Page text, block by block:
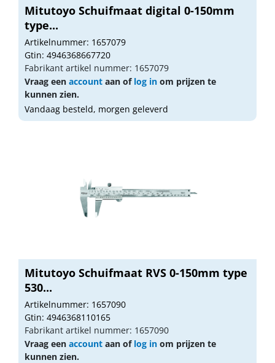
Mitutoyo Schuifmaat digital 0-150mm
type...
Artikelnummer: 1657079
Gtin: 4946368667720
Fabrikant artikel nummer: 1657079
Vraag een account aan of log in om prijzen te
kunnen zien.
Vandaag besteld, morgen geleverd
Mitutoyo Schuifmaat RVS 0-150mm type
530...
Artikelnummer: 1657090
Gtin: 4946368110165
Fabrikant artikel nummer: 1657090
Vraag een account aan of log in om prijzen te
kunnen zien.